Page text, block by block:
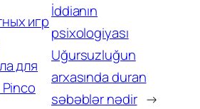
игр
для
İddianın
psixologiyası
Uğursuzluğun
arxasında duran
səbəblər nədir →